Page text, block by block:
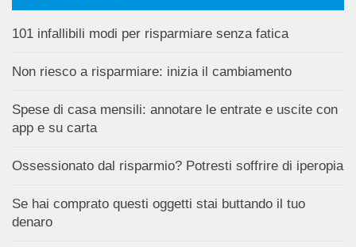
101 infallibili modi per risparmiare senza fatica
Non riesco a risparmiare: inizia il cambiamento
Spese di casa mensili: annotare le entrate e uscite con
app e su carta
Ossessionato dal risparmio? Potresti soffrire di iperopia
Se hai comprato questi oggetti stai buttando il tuo
denaro